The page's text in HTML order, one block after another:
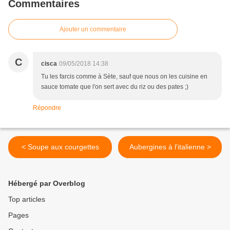
Commentaires
Ajouter un commentaire
C cisca 09/05/2018 14:38
Tu les farcis comme à Sète, sauf que nous on les cuisine en
sauce tomate que l'on sert avec du riz ou des pates ;)
Répondre
< Soupe aux courgettes Aubergines à l'italienne >
Hébergé par Overblog
Top articles
Pages